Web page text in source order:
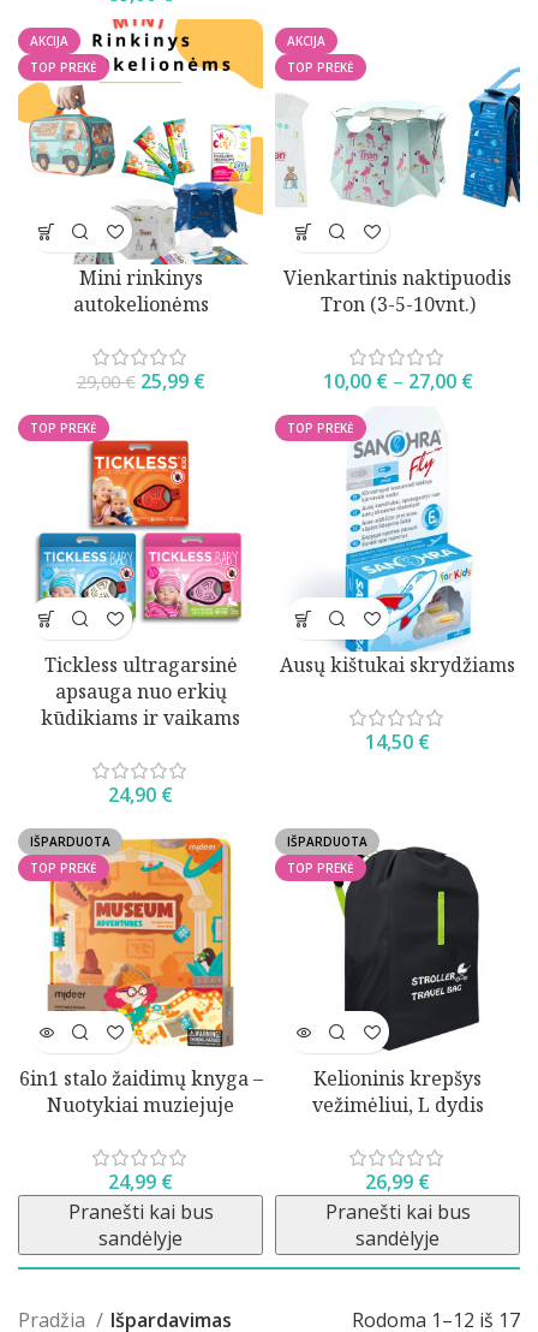
AKCIJA
TOP PREKĖ
Mini rinkinys
autokelionėms
29,00€ 25,99 €
AKCIJA
TOP PREKĖ
Vienkartinis naktipuodis
Tron (3-5-10vnt.)
10,00 €– 27,00 €
TOP PREKĖ
Tickless ultragarsinė
apsauga nuo erkių
kūdikiams ir vaikams
24,90 €
TOP PREKĖ
Ausų kištukai skrydžiams
14,50 €
IŠPARDUOTA
TOP PREKĖ
6in1 stalo žaidimų knyga –
Nuotykiai muziejuje
24,99 €
Pranešti kai bus
sandėlyje
IŠPARDUOTA
TOP PREKĖ
Kelioninis krepšys
vežimėliui, L dydis
26,99 €
Pranešti kai bus
sandėlyje
Pradžia Išpardavimas Rodoma 1–12 iš 17